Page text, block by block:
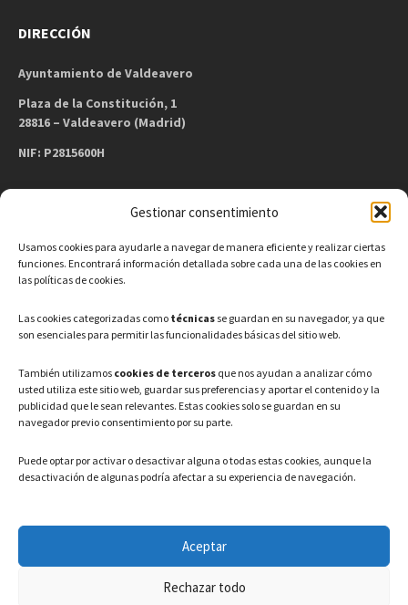
Gestionar consentimiento
Usamos cookies para ayudarle a navegar de manera eficiente y realizar ciertas
funciones. Encontrará información detallada sobre cada una de las cookies en
las políticas de cookies.
Las cookies categorizadas como técnicas se guardan en su navegador, ya que
son esenciales para permitir las funcionalidades básicas del sitio web.
También utilizamos cookies de terceros que nos ayudan a analizar cómo
usted utiliza este sitio web, guardar sus preferencias y aportar el contenido y la
publicidad que le sean relevantes. Estas cookies solo se guardan en su
navegador previo consentimiento por su parte.
Puede optar por activar o desactivar alguna o todas estas cookies, aunque la
desactivación de algunas podría afectar a su experiencia de navegación.
Aceptar
Rechazar todo
DIRECCIÓN
Ayuntamiento de Valdeavero
Plaza de la Constitución, 1
28816 – Valdeavero (Madrid)
NIF: P2815600H
Teléfono: 91 886 44 62
Correo Electrónico:
HORARIO
Lunes a Viernes: 08:00h – 15:00h
LEGAL
Política de privacidad–Aviso Legal–Política de cookies
Registro de actividades de Tratamiento